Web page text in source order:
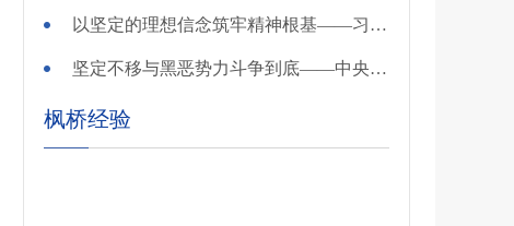
以坚定的理想信念筑牢精神根基——习近平党建思想理论品格系列述评之一
坚定不移与黑恶势力斗争到底——中央政法委负责同志就开展深化扫黑除恶专项斗争有关问题答记者问
枫桥经验